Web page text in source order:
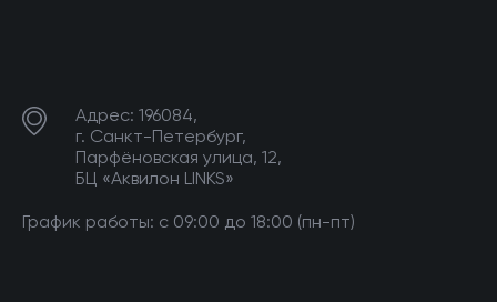
Адрес: 196084,
г. Санкт-Петербург,
Парфёновская улица, 12,
БЦ «Аквилон LINKS»
График работы: с 09:00 до 18:00 (пн-пт)